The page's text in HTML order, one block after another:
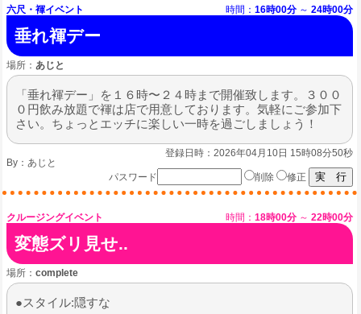
六尺・褌イベント 時間： 16時00分 ～ 24時00分
垂れ褌デー
場所： あじと
「垂れ褌デー」を１６時〜２４時まで開催致します。３００
０円飲み放題で褌は店で用意しております。気軽にご参加下
さい。ちょっとエッチに楽しい一時を過ごしましょう！
登録日時：2026年04月10日 15時08分50秒
By： あじと
パスワード
削除 修正
クルージングイベント 時間： 18時00分 ～ 22時00分
変態ズリ見せ..
場所： complete
●スタイル:隠すな